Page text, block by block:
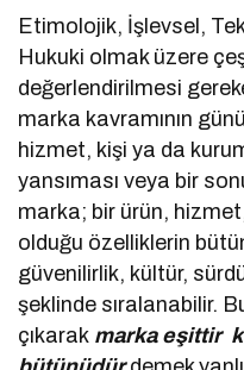
Etimolojik, İşlevsel,
Hukuki olmak üzere
değerlendirilmesi
marka kavramının
hizmet, kişi ya da
yansıması veya bir
marka; bir ürün,
olduğu özelliklerin
güvenilirlik, kültür,
şeklinde sıralanabilir.
çıkarak marka eşittir